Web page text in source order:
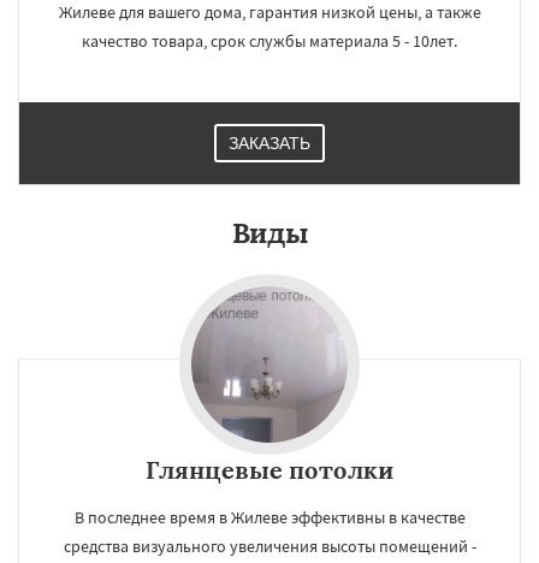
Жилеве для вашего дома, гарантия низкой цены, а также
качество товара, срок службы материала 5 - 10лет.
ЗАКАЗАТЬ
Виды
Глянцевые потолки
В последнее время в Жилеве эффективны в качестве
средства визуального увеличения высоты помещений -